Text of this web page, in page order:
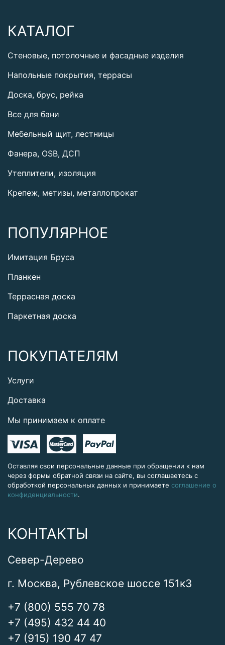
КАТАЛОГ
Стеновые, потолочные и фасадные изделия
Напольные покрытия, террасы
Доска, брус, рейка
Все для бани
Мебельный щит, лестницы
Фанера, OSB, ДСП
Утеплители, изоляция
Крепеж, метизы, металлопрокат
ПОПУЛЯРНОЕ
Имитация Бруса
Планкен
Террасная доска
Паркетная доска
ПОКУПАТЕЛЯМ
Услуги
Доставка
Мы принимаем к оплате
Оставляя свои персональные данные при обращении к нам
через формы обратной связи на сайте, вы соглашаетесь с
обработкой персональных данных и принимаете соглашение о
конфиденциальности.
КОНТАКТЫ
Север-Дерево
г. Москва, Рублевское шоссе 151к3
+7 (800) 555 70 78
+7 (495) 432 44 40
+7 (915) 190 47 47